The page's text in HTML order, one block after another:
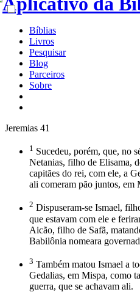
Bíblias
Livros
Pesquisar
Blog
Parceiros
Sobre
Jeremias 41
1 Sucedeu, porém, que, no
Netanias, filho de Elisama,
capitães do rei, com ele, a
ali comeram pão juntos, em
2 Dispuseram-se Ismael,
que estavam com ele e
Aicão, filho de Safã,
Babilônia nomeara
3 Também matou Ismael a
Gedalias, em Mispa, como
guerra, que se achavam ali.